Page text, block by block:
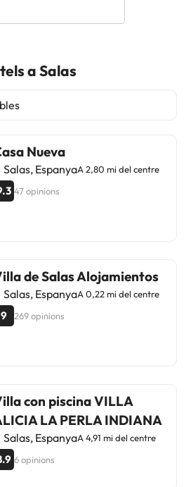
a Salas
Nueva
Salas, EspanyaA 2,80 mi del centre
47 opinions
de Salas Alojamientos
Salas, EspanyaA 0,22 mi del centre
9 269 opinions
con piscina VILLA
LA PERLA INDIANA
Salas, EspanyaA 4,91 mi del centre
6 opinions